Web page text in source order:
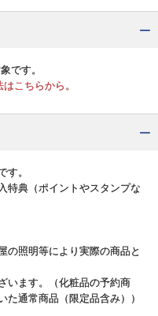
です。
こちらから。
す。
特典（ポイントやスタンプな
の照明等により実際の商品と
います。（化粧品の予約商
通常商品（限定品含み））